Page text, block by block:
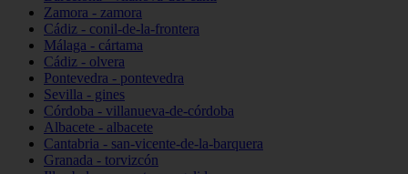
Zamora - zamora
Cádiz - conil-de-la-frontera
Málaga - cártama
Cádiz - olvera
Pontevedra - pontevedra
Sevilla - gines
Córdoba - villanueva-de-córdoba
Albacete - albacete
Cantabria - san-vicente-de-la-barquera
Granada - torvizcón